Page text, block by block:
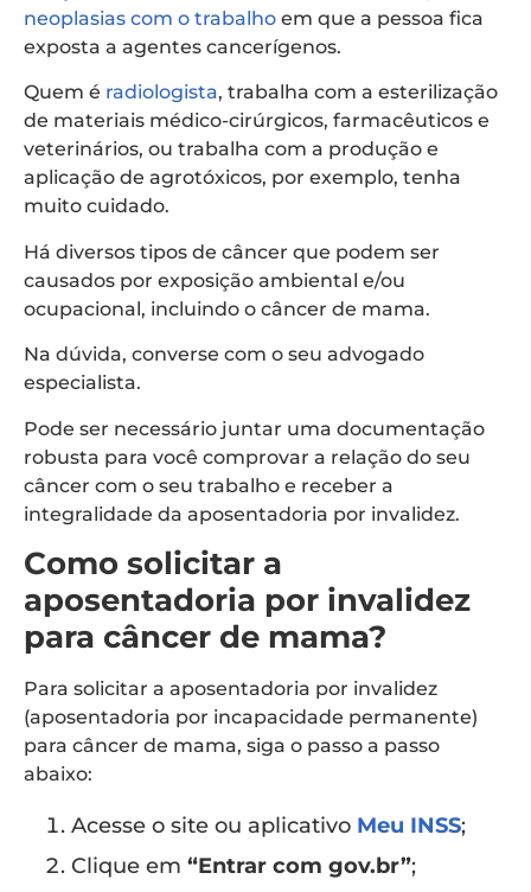
neoplasias com o trabalho em que a pessoa fica
exposta a agentes cancerígenos.
Quem é radiologista, trabalha com a esterilização
de materiais médico-cirúrgicos, farmacêuticos e
veterinários, ou trabalha com a produção e
aplicação de agrotóxicos, por exemplo, tenha
muito cuidado.
Há diversos tipos de câncer que podem ser
causados por exposição ambiental e/ou
ocupacional, incluindo o câncer de mama.
Na dúvida, converse com o seu advogado
especialista.
Pode ser necessário juntar uma documentação
robusta para você comprovar a relação do seu
câncer com o seu trabalho e receber a
integralidade da aposentadoria por invalidez.
Como solicitar a
aposentadoria por invalidez
para câncer de mama?
Para solicitar a aposentadoria por invalidez
(aposentadoria por incapacidade permanente)
para câncer de mama, siga o passo a passo
abaixo:
Acesse o site ou aplicativo Meu INSS;
Clique em “Entrar com gov.br”;